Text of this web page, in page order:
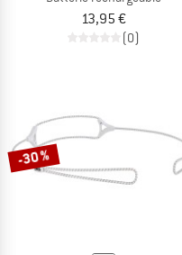
13,95 €
(0)
-30 %